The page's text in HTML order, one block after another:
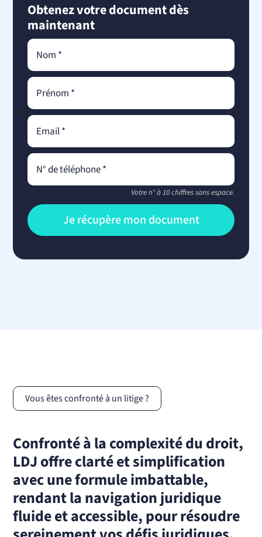
Obtenez votre document dès
maintenant
Votre n° à 10 chiffres sans espace.
Vous êtes confronté à un litige ?
Confronté à la complexité du droit,
LDJ offre clarté et simplification
avec une formule imbattable,
rendant la navigation juridique
fluide et accessible, pour résoudre